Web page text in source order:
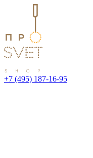
+7 (495) 187-16-95